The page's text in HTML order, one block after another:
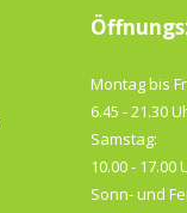
Montag bis
6.45 - 21.30
Samstag:
10.00 - 17.00
Sonn- und